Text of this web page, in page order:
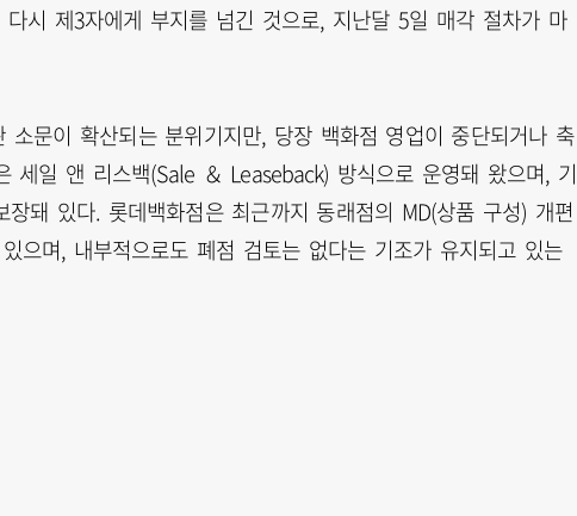
시 제3자에게 부지를 넘긴 것으로, 지난달 5일 매각 절차가 마
문이 확산되는 분위기지만, 당장 백화점 영업이 중단되거나 축
세일 앤 리스백(Sale ＆ Leaseback) 방식으로 운영돼 왔으며, 기
돼 있다. 롯데백화점은 최근까지 동래점의 MD(상품 구성) 개편
으며, 내부적으로도 폐점 검토는 없다는 기조가 유지되고 있는